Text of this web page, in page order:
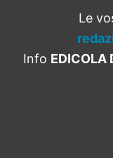
Le
Info EDICOLA